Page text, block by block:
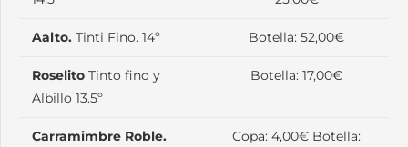
Aalto. Tinti Fino. 14º Botella: 52,00€
Roselito Tinto fino y
Albillo 13.5º
Botella: 17,00€
Carramimbre Roble.
Copa: 4,00€ Botella: